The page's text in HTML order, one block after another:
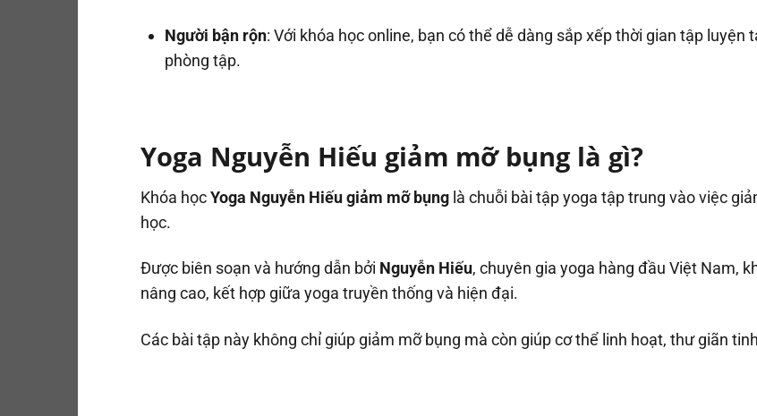
Người bận rộn: Với khóa học online, bạn có thể dễ dàng sắp xếp thời gian tập
phòng tập.
Yoga Nguyễn Hiếu giảm mỡ bụng là gì?
Khóa họcYoga Nguyễn Hiếu giảm mỡ bụng là chuỗi bài tập yoga tập trung vào việc
học.
Được biên soạn và hướng dẫn bởi Nguyễn Hiếu, chuyên gia yoga hàng đầu Việt Nam,
nâng cao, kết hợp giữa yoga truyền thống và hiện đại.
Các bài tập này không chỉ giúp giảm mỡ bụng mà còn giúp cơ thể linh hoạt, thư giãn